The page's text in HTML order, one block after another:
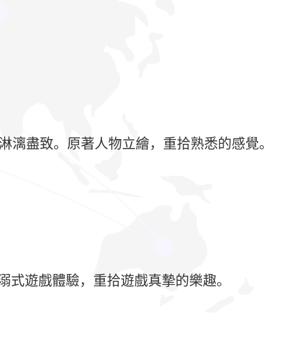
盡致。原著人物立繪，重拾熟悉的感覺。
式遊戲體驗，重拾遊戲真摯的樂趣。